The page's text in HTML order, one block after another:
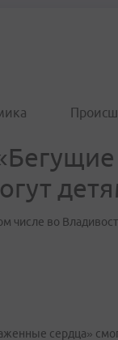
числе во
сердца»